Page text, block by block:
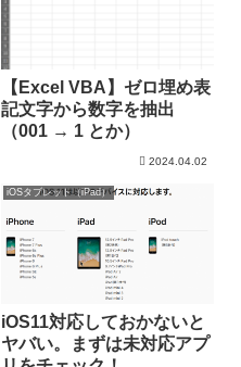
【Excel VBA】ゼロ埋め表
記文字から数字を抽出
（001 → 1 とか）
2024.04.02
iOSタブレット（iPad）
iOS11対応しておかないと
ヤバい。まずは未対応アプ